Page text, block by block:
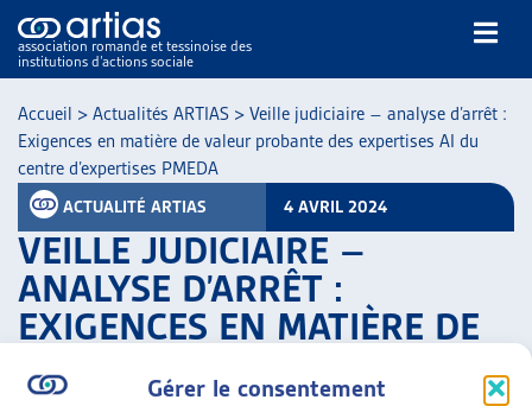
Gérer le consentement
association romande et tessinoise des
institutions d’actions sociale
NOS PUBLICATIONS
ARTICLES
VEILLE
Accueil > Actualités ARTIAS > Veille judiciaire – analyse d’arrêt :
Exigences en matière de valeur probante des expertises AI du
centre d’expertises PMEDA
ACTUALITÉ ARTIAS 4 AVRIL 2024
VEILLE JUDICIAIRE –
ANALYSE D’ARRÊT :
EXIGENCES EN MATIÈRE DE
VALEUR PROBANTE DES